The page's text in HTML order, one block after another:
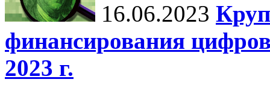
16.06.2023
финансирования
2023 г.